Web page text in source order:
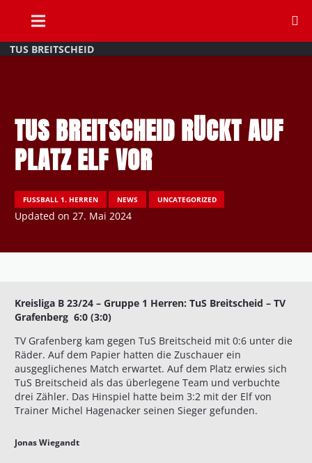
TUS BREITSCHEID
TUS BREITSCHEID RÜCKT AUF
PLATZ ELF VOR
FUSSBALL 1. HERREN NEWS UNCATEGORIZED
Updated on 27. Mai 2024
Kreisliga B 23/24 – Gruppe 1 Herren: TuS Breitscheid – TV
Grafenberg 6:0 (3:0)
TV Grafenberg kam gegen TuS Breitscheid mit 0:6 unter die
Räder. Auf dem Papier hatten die Zuschauer ein
ausgeglichenes Match erwartet. Auf dem Platz erwies sich
TuS Breitscheid als das überlegene Team und verbuchte
drei Zähler. Das Hinspiel hatte beim 3:2 mit der Elf von
Trainer Michel Hagenacker seinen Sieger gefunden.
Jonas Wiegandt